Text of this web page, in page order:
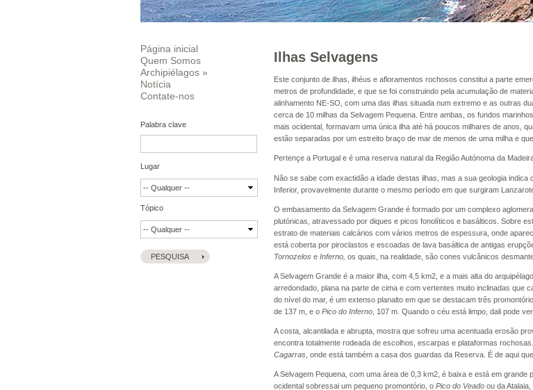
Página inicial
Quem Somos
Archipiélagos »
Notícia
Contate-nos
Palabra clave
Lugar
Tópico
Ilhas Selvagens
Este conjunto de ilhas, ilhéus e afloramentos rochosos constitui a parte
metros de profundidade, e que se foi construindo pela acumulação de
alinhamento NE-SO, com uma das ilhas situada num extremo e as outras
cerca de 10 milhas da Selvagem Pequena. Entre ambas, os fundos
mais ocidental, formavam uma única ilha até há poucos milhares de anos,
estão separadas por um estreito braço de mar de menos de uma milha e
Pertençe a Portugal e é uma reserva natural da Região Autónoma da
Não se sabe com exactidão a idade destas ilhas, mas a sua geologia
Inferior, provavelmente durante o mesmo período em que surgiram
O embasamento da Selvagem Grande é formado por um complexo
plutónicas, atravessado por diques e picos fonolíticos e basálticos. Sobre
estrato de materiais calcários com vários metros de espessura, onde
está coberta por piroclastos e escoadas de lava basáltica de antigas
Tornozelos e Inferno, os quais, na realidade, são cones vulcânicos
A Selvagem Grande é a maior ilha, com 4,5 km2, e a mais alta do
arredondado, plana na parte de cima e com vertentes muito inclinadas que
do nível do mar, é um extenso planalto em que se destacam três
de 137 m, e o Pico do Inferno , 107 m. Quando o céu está limpo, dali pode
A costa, alcantilada e abrupta, mostra que sofreu uma acentuada erosão
encontra totalmente rodeada de escolhos, escarpas e plataformas
Cagarras , onde está também a casa dos guardas da Reserva. É de aqui
A Selvagem Pequena, com uma área de 0,3 km2, é baixa e está em
ocidental sobressai um pequeno promontório, o Pico do Veado ou da